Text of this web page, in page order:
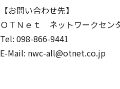
【お問い合わせ先】
ＯＴＮｅｔ ネットワークセン
Tel: 098-866-9441
E-Mail: nwc-all@otnet.co.jp